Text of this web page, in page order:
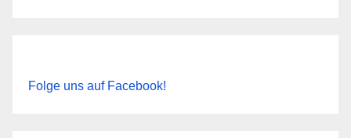
Folge uns auf Facebook!